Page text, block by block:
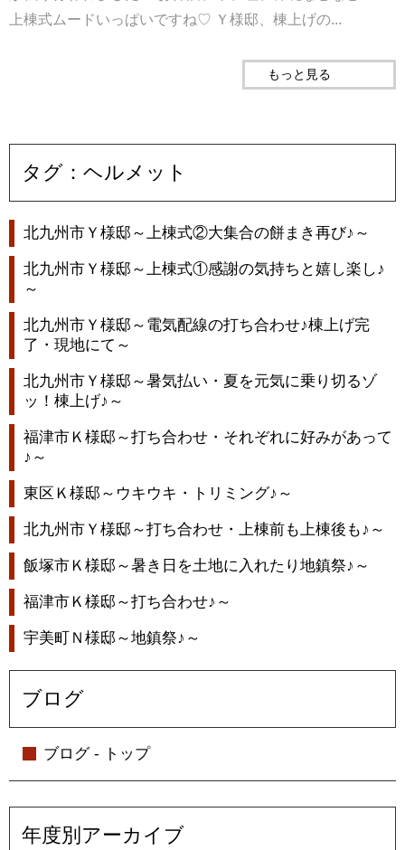
上棟式ムードいっぱいですね♡ Ｙ様邸、棟上げの...
もっと見る
タグ：ヘルメット
北九州市Ｙ様邸～上棟式②大集合の餅まき再び♪～
北九州市Ｙ様邸～上棟式①感謝の気持ちと嬉し楽し♪
～
北九州市Ｙ様邸～電気配線の打ち合わせ♪棟上げ完
了・現地にて～
北九州市Ｙ様邸～暑気払い・夏を元気に乗り切るゾ
ッ！棟上げ♪～
福津市Ｋ様邸～打ち合わせ・それぞれに好みがあって
♪～
東区Ｋ様邸～ウキウキ・トリミング♪～
北九州市Ｙ様邸～打ち合わせ・上棟前も上棟後も♪～
飯塚市Ｋ様邸～暑き日を土地に入れたり地鎮祭♪～
福津市Ｋ様邸～打ち合わせ♪～
宇美町Ｎ様邸～地鎮祭♪～
ブログ
ブログ - トップ
年度別アーカイブ